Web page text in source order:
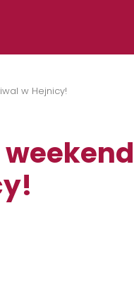
w Hejnicy!